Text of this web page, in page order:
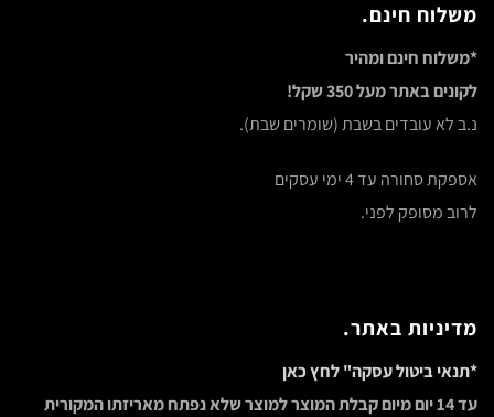
משלוח חינם.
*משלוח חינם ומהיר
לקונים באתר מעל 350 שקל!
נ.ב לא עובדים בשבת (שומרים שבת).
אספקת סחורה עד 4 ימי עסקים
לרוב מסופק לפני.
מדיניות באתר.
*תנאי ביטול עסקה" לחץ כאן
עד 14 יום מיום קבלת המוצר למוצר שלא נפתח מאריזתו המקורית